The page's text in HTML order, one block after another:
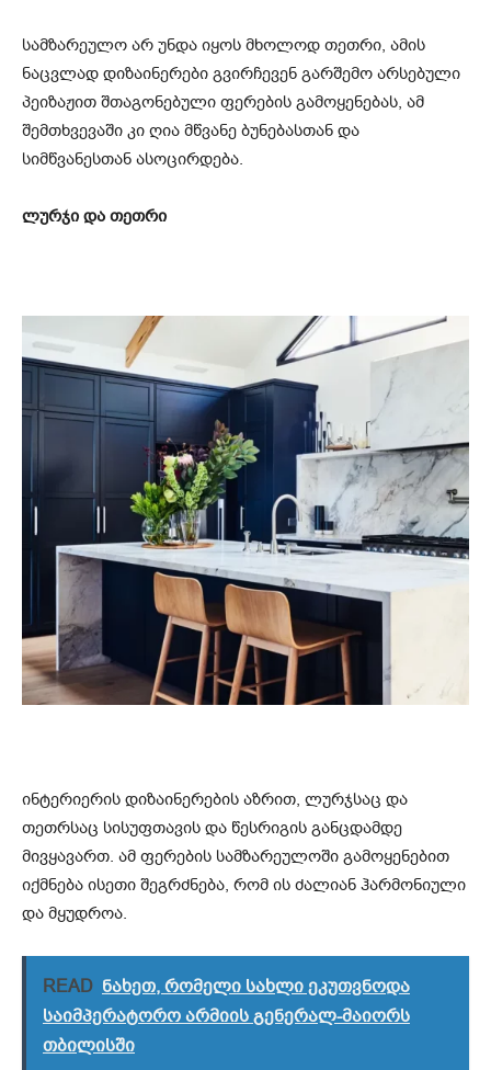
სამზარეულო არ უნდა იყოს მხოლოდ თეთრი, ამის
ნაცვლად დიზაინერები გვირჩევენ გარშემო არსებული
პეიზაჟით შთაგონებული ფერების გამოყენებას, ამ
შემთხვევაში კი ღია მწვანე ბუნებასთან და
სიმწვანესთან ასოცირდება.
ლურჯი და თეთრი
ინტერიერის დიზაინერების აზრით, ლურჯსაც და
თეთრსაც სისუფთავის და წესრიგის განცდამდე
მივყავართ. ამ ფერების სამზარეულოში გამოყენებით
იქმნება ისეთი შეგრძნება, რომ ის ძალიან ჰარმონიული
და მყუდროა.
READ ნახეთ, რომელი სახლი ეკუთვნოდა
საიმპერატორო არმიის გენერალ-მაიორს
თბილისში